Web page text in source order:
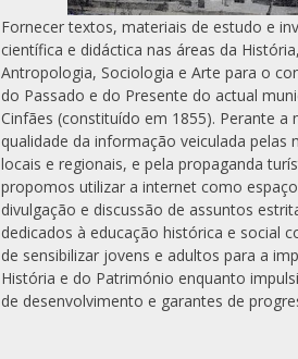
Fornecer textos, materiais de estudo e
científica e didáctica nas áreas da História,
Antropologia, Sociologia e Arte para o
do Passado e do Presente do actual
Cinfães (constituído em 1855). Perante a
qualidade da informação veiculada pelas
locais e regionais, e pela propaganda
propomos utilizar a internet como
divulgação e discussão de assuntos
dedicados à educação histórica e social
de sensibilizar jovens e adultos para a
História e do Património enquanto
de desenvolvimento e garantes de